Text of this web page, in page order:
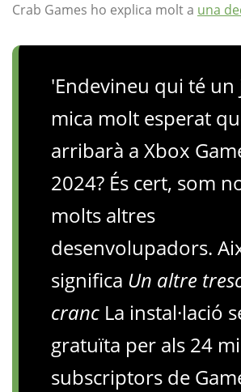
Crab Games ho explica molt a una
'Endevineu qui té un
mica molt esperat
arribarà a Xbox
2024? És cert, som
molts altres
desenvolupadors.
significa Un altre
cranc La instal·lació
gratuïta per als 24
subscriptors de